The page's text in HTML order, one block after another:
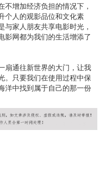
增加经济负担的情况下，
个人的观影品位和文化素
家人朋友共享电影时光，
影网都为我们的生活增添了
扇通往新世界的大门，让我
。只要我们在使用过程中保
洋中找到属于自己的那一份